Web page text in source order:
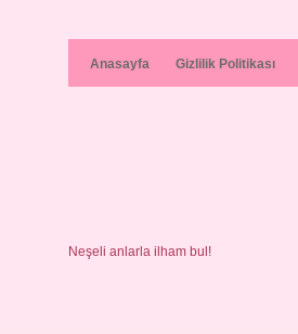
Anasayfa Gizlilik Politikası
Neşeli anlarla ilham bul!